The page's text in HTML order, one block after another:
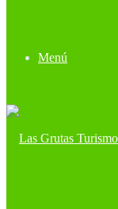
Menú